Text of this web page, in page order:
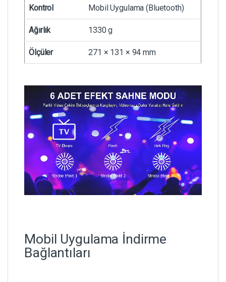
Kontrol Mobil Uygulama (Bluetooth)
Ağırlık 1330 g
Ölçüler 271 × 131 × 94 mm
Mobil Uygulama İndirme
Bağlantıları